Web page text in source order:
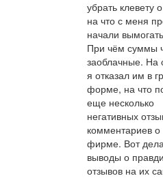
убрать клевету
на что с меня
начали
При чём суммы
заоблачные. На
я отказал им в
форме, на что
еще несколько
негативных
комментариев о
фирме. Вот
выводы о
отзывов на их